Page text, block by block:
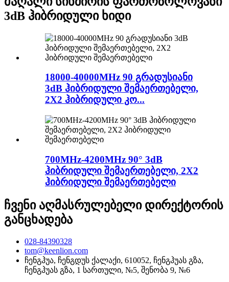
3dB ჰიბრიდული ხიდი
18000-40000MHz 90 გრადუსიანი
3dB ჰიბრიდული შემაერთებელი,
2X2 ჰიბრიდული კო...
700MHz-4200MHz 90° 3dB
ჰიბრიდული შემაერთებელი, 2X2
ჰიბრიდული შემაერთებელი
ჩვენი აღმასრულებელი დირექტორის
განცხადება
028-84390328
tom@keenlion.com
ჩენგჰუა, ჩენგდუს ქალაქი, 610052, ჩენგჰუას გზა,
ჩენგჰუას გზა, 1 სართული, №5, შენობა 9, №6